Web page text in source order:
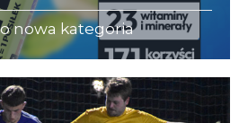
nowa kategoria
pełnowartościowych
postaciach,
dowolne danie w